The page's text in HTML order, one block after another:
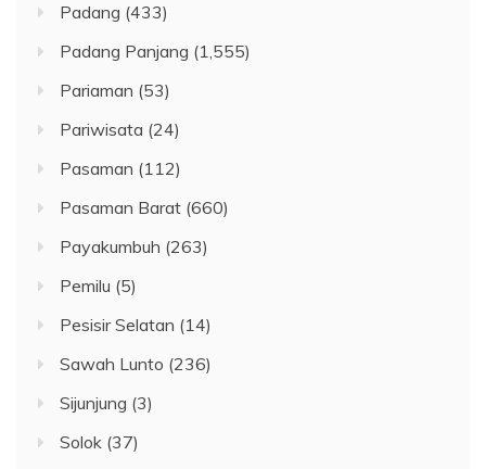
Padang (433)
Padang Panjang (1,555)
Pariaman (53)
Pariwisata (24)
Pasaman (112)
Pasaman Barat (660)
Payakumbuh (263)
Pemilu (5)
Pesisir Selatan (14)
Sawah Lunto (236)
Sijunjung (3)
Solok (37)